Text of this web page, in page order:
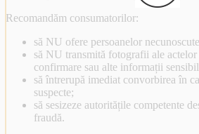
Recomandăm consumatorilor:
să NU ofere persoanelor
să NU transmită fotografii ale
confirmare sau alte informații
să întrerupă imediat convorbirea în
suspecte;
să sesizeze autoritățile competente
fraudă.